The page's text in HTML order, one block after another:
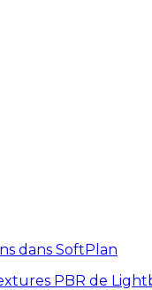
dans SoftPlan
PBR de